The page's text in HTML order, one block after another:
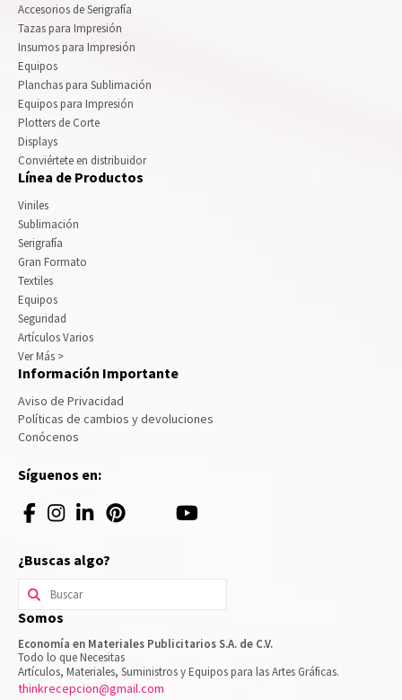
Accesorios de Serigrafía
Tazas para Impresión
Insumos para Impresión
Equipos
Planchas para Sublimación
Equipos para Impresión
Plotters de Corte
Displays
Conviértete en distribuidor
Línea de Productos
Viniles
Sublimación
Serigrafía
Gran Formato
Textiles
Equipos
Seguridad
Artículos Varios
Ver Más >
Información Importante
Aviso de Privacidad
Políticas de cambios y devoluciones
Conócenos
Síguenos en:
¿Buscas algo?
Buscar
por:
Somos
Economía en Materiales Publicitarios S.A. de C.V.
Todo lo que Necesitas
Artículos, Materiales, Suministros y Equipos para las Artes Gráficas.
thinkrecepcion@gmail.com